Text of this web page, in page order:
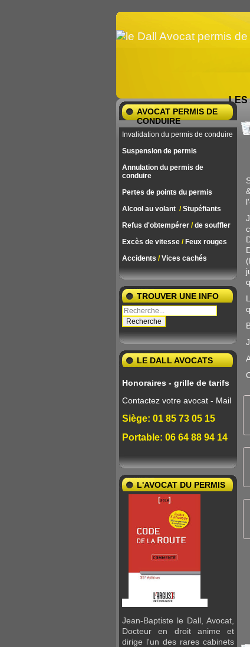
LES
AVOCAT PERMIS DE
CONDUIRE
Invalidation du permis de conduire
Suspension de permis
Annulation du permis de
conduire
Pertes de points du permis
Alcool au volant /Stupéfiants
Refus d'obtempérer /de souffler
Excès de vitesse / Feux rouges
Accidents /Vices cachés
TROUVER UNE INFO
LE DALL AVOCATS
Honoraires - grille de tarifs
Contactez votre avocat - Mail
Siège: 01 85 73 05 15
Portable: 06 64 88 94 14
L'AVOCAT DU PERMIS
Jean-Baptiste le Dall, Avocat,
Docteur en droit anime et
dirige l'un des rares cabinets